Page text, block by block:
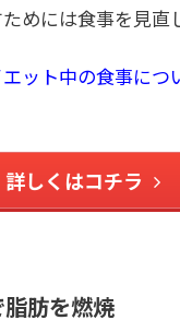
めには食事を見直
ット中の食事につ
詳しくはコチラ
肪を燃焼